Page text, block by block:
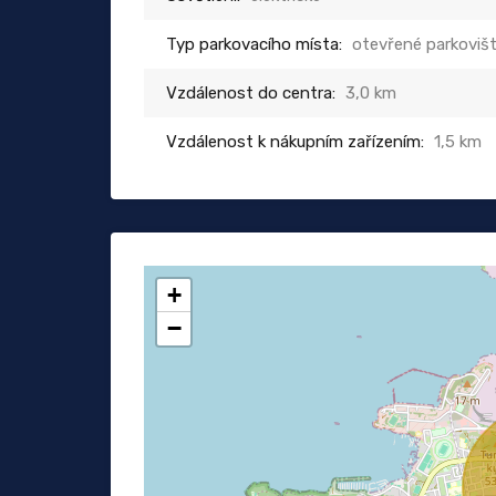
Typ parkovacího místa: otevřené
Vzdálenost do centra: 3,0 km
Vzdálenost k nákupním zařízením: 1,5 km
+
−